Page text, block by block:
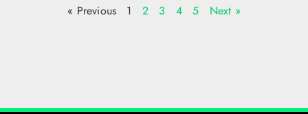
« Previous 1 2 3 4 5 Next »